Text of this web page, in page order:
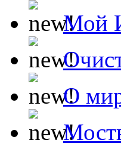
Мой
О